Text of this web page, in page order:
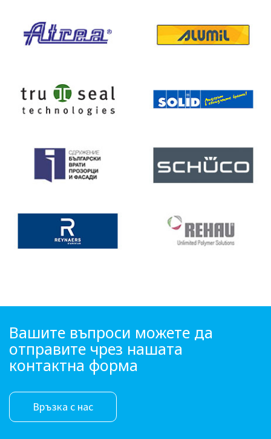
Вашите въпроси можете да
отправите чрез нашата
контактна форма
Връзка с нас